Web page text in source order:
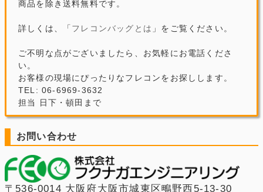
商品を除き送料無料です。
詳しくは、「 フレコンバッグとは 」をご覧ください。
ご不明な点がございましたら、お気軽にお電話くださ
い。
お客様の現場にぴったりなフレコンをお探しします。
TEL: 06-6969-3632
担当 日下・頓田まで
お問い合わせ
〒536-0014 大阪府大阪市城東区鴫野西5-13-30